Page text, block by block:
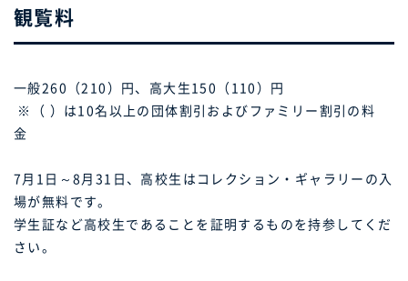
観覧料
一般260（210）円、高大生150（110）円
※（ ）は10名以上の団体割引およびファミリー割引の料
金
7月1日～8月31日、高校生はコレクション・ギャラリーの入
場が無料です。
学生証など高校生であることを証明するものを持参してくだ
さい。